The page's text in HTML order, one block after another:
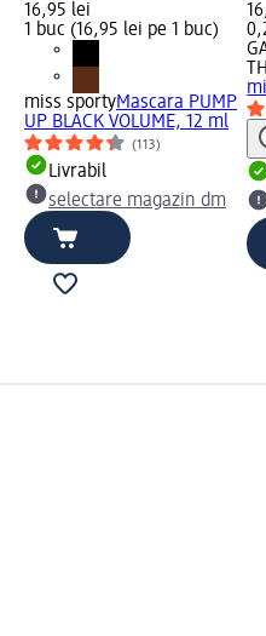
16,95 lei
1 buc (16,95 lei pe 1 buc)
miss sportyMascara PUMP
UP BLACK VOLUME, 12 ml
(113)
Livrabil
selectare magazin dm